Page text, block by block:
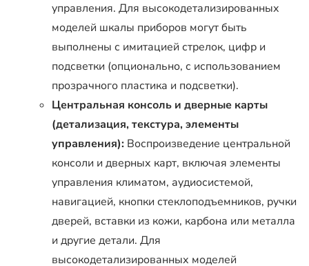
управления. Для высокодетализированных
моделей шкалы приборов могут быть
выполнены с имитацией стрелок, цифр и
подсветки (опционально, с использованием
прозрачного пластика и подсветки).
Центральная консоль и дверные карты
(детализация, текстура, элементы
управления): Воспроизведение центральной
консоли и дверных карт, включая элементы
управления климатом, аудиосистемой,
навигацией, кнопки стеклоподъемников, ручки
дверей, вставки из кожи, карбона или металла
и другие детали. Для
высокодетализированных моделей